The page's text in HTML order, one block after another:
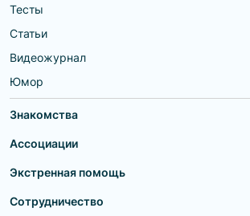
Тесты
Статьи
Видеожурнал
Юмор
Знакомства
Ассоциации
Экстренная помощь
Сотрудничество